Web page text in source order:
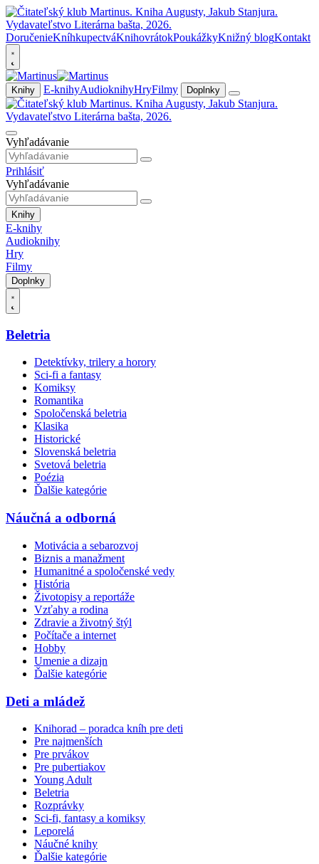
DoručenieKníhkupectváKnihovrátokPoukážkyKnižný blogKontakt
Knihy E-knihyAudioknihyHryFilmy Doplnky
Vyhľadávanie
Prihlásiť
Vyhľadávanie
Knihy
E-knihy
Audioknihy
Hry
Filmy
Doplnky
Beletria
Detektívky, trilery a horory
Sci-fi a fantasy
Komiksy
Romantika
Spoločenská beletria
Klasika
Historické
Slovenská beletria
Svetová beletria
Poézia
Ďalšie kategórie
Náučná a odborná
Motivácia a sebarozvoj
Biznis a manažment
Humanitné a spoločenské vedy
História
Životopisy a reportáže
Vzťahy a rodina
Zdravie a životný štýl
Počítače a internet
Hobby
Umenie a dizajn
Ďalšie kategórie
Deti a mládež
Knihorad – poradca kníh pre deti
Pre najmenších
Pre prvákov
Pre pubertiakov
Young Adult
Beletria
Rozprávky
Sci-fi, fantasy a komiksy
Leporelá
Náučné knihy
Ďalšie kategórie